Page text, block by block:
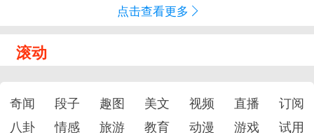
点击查看更多
滚动
奇闻 段子 趣图 美文 视频 直播
订阅
八卦
情感 旅游 教育 动漫 游戏 试用